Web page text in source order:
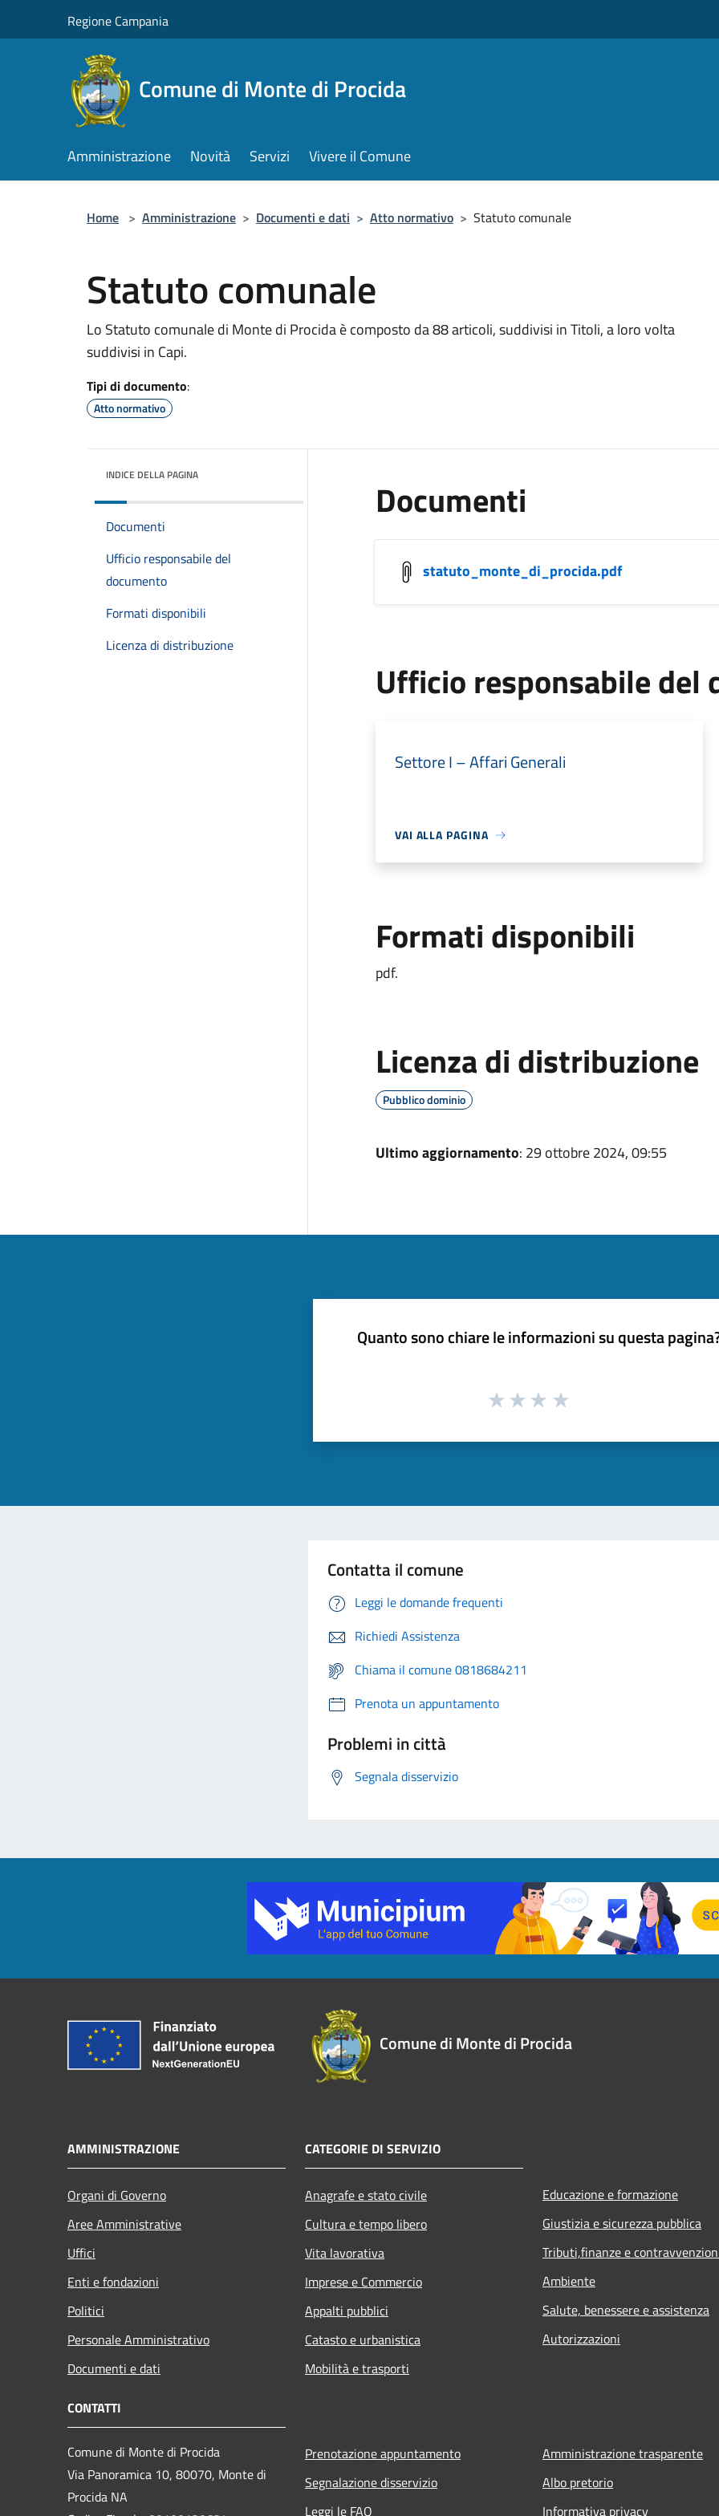
Regione Campania
Comune di Monte di Procida
Amministrazione Novità Servizi Vivere il Comune
Home > Amministrazione > Documenti e dati > Atto normativo > Statuto comunale
Statuto comunale
Lo Statuto comunale di Monte di Procida è composto da 88 articoli, suddivisi in Titoli, a loro volta
suddivisi in Capi.
Tipi di documento:
Atto normativo
INDICE DELLA PAGINA
Documenti
Ufficio responsabile del
documento
Formati disponibili
Licenza di distribuzione
Documenti
statuto_monte_di_procida.pdf
Ufficio responsabile del
Settore I – Affari Generali
VAI ALLA PAGINA
Formati disponibili
pdf.
Licenza di distribuzione
Pubblico dominio
Ultimo aggiornamento: 29 ottobre 2024, 09:55
Quanto sono chiare le informazioni su questa
Contatta il comune
Leggi le domande frequenti
Richiedi Assistenza
Chiama il comune 0818684211
Prenota un appuntamento
Problemi in città
Segnala disservizio
Comune di Monte di Procida
AMMINISTRAZIONE
Organi di Governo
Aree Amministrative
Uffici
Enti e fondazioni
Politici
Personale Amministrativo
Documenti e dati
CATEGORIE DI SERVIZIO
Anagrafe e stato civile
Cultura e tempo libero
Vita lavorativa
Imprese e Commercio
Appalti pubblici
Catasto e urbanistica
Mobilità e trasporti
Educazione e formazione
Giustizia e sicurezza pubblica
Tributi,finanze e
Ambiente
Salute, benessere e assistenza
Autorizzazioni
CONTATTI
Comune di Monte di Procida
Via Panoramica 10, 80070, Monte di
Procida NA
Prenotazione appuntamento
Segnalazione disservizio
Leggi le FAQ
Amministrazione trasparente
Albo pretorio
Informativa privacy